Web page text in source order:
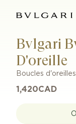
Bvlgari
D'oreille
Boucles d'oreilles
1,420CAD